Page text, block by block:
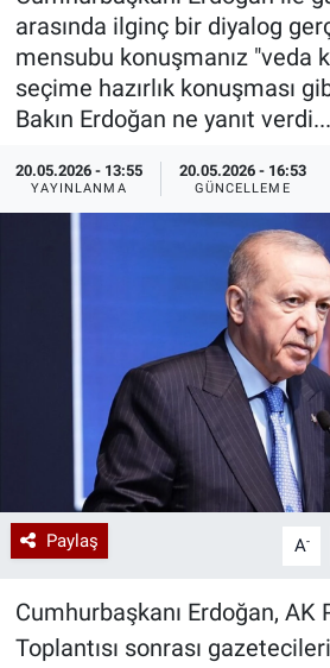
arasında ilginç bir diyalog
mensubu konuşmanız "veda
seçime hazırlık konuşması
Bakın Erdoğan ne yanıt verdi...
20.05.2026 - 13:55
YAYINLANMA
20.05.2026 - 16:53
GÜNCELLEME
Paylaş A-
Cumhurbaşkanı Erdoğan, AK
Toplantısı sonrası
Özel Haberler
Yazarlar
Dünya
Medya
Özel Haberler
Teknoloji
Ramazan
Haber Arşivi